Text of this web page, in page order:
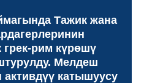
Тажик жана
грек-рим күрөшү
Мелдеш
катышуусу